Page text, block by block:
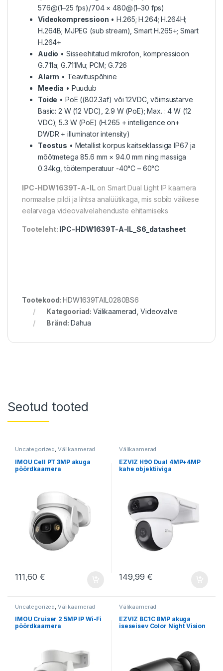
576@(1–25 fps)/704 × 480@(1–30 fps)
Videokompressioon • H.265; H.264; H.264H;
H.264B; MJPEG (sub stream), Smart H.265+; Smart
H.264+
Audio • Sisseehitatud mikrofon, kompressioon
G.711a; G.711Mu; PCM; G.726
Alarm • Teavituspõhine
Meedia • Puudub
Toide • PoE ((802.3af) või 12VDC, võimsustarve
Basic: 2 W (12 VDC), 2.9 W (PoE); Max. : 4 W (12
VDC); 5.3 W (PoE) (H.265 + intelligence on+
DWDR + illuminator intensity)
Teostus • Metallist korpus kaitseklassiga IP67 ja
mõõtmetega 85.6 mm × 94.0 mm ning massiga
0.34kg, töötemperatuur -40°C – 60°C
IPC-HDW1639T-A-ILon Smart Dual Light IP kaamera
normaalse pildi ja lihtsa analüütikaga, mis sobib väikese
eelarvega videovalvelahenduste ehitamiseks
Tooteleht: IPC-HDW1639T-A-IL_S6_datasheet
Tootekood: HDW1639TAIL0280BS6
Kategooriad:Välikaamerad,Videovalve
Bränd: Dahua
Seotud tooted
Uncategorized, Välikaamerad
IMOU Cell PT 3MP akuga
pöördkaamera
111,60€
Välikaamerad
EZVIZ H90 Dual 4MP+4MP
kahe objektiiviga
149,99€
Uncategorized, Välikaamerad
IMOU Cruiser 2 5MP IP Wi-Fi
pöördkaamera
Välikaamerad
EZVIZ BC1C 8MP akuga
iseseisev Color Night Vision